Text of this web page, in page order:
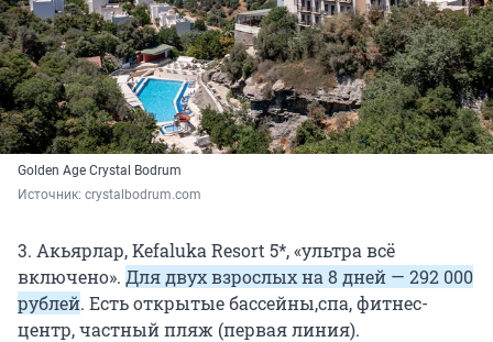
Golden Age Crystal Bodrum
Источник: crystalbodrum.com
3. Акьярлар, Kefaluka Resort 5*, «ультра всё
включено». Для двух взрослых на 8 дней — 292 000
рублей. Есть открытые бассейны,спа, фитнес-
центр, частный пляж (первая линия).